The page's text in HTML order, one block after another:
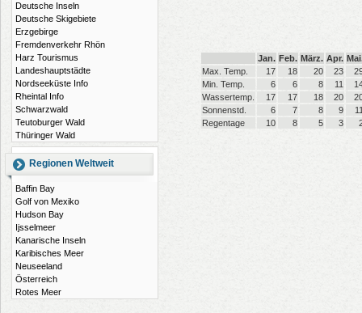
Deutsche Inseln
Deutsche Skigebiete
Erzgebirge
Fremdenverkehr Rhön
Harz Tourismus
Landeshauptstädte
Nordseeküste Info
Rheintal Info
Schwarzwald
Teutoburger Wald
Thüringer Wald
Regionen Weltweit
Baffin Bay
Golf von Mexiko
Hudson Bay
Ijsselmeer
Kanarische Inseln
Karibisches Meer
Neuseeland
Österreich
Rotes Meer
Jan. Feb. März. Apr.
Max. Temp.
17 18 20 23
Min. Temp.
6 6 8 11
Wassertemp.
17 17 18 20
Sonnenstd.
6 7 8 9
Regentage
10 8 5 3